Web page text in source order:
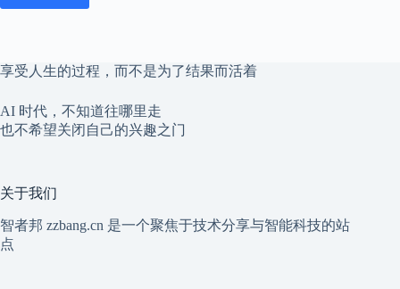
享受人生的过程，而不是为了结果而活着
AI 时代，不知道往哪里走
也不希望关闭自己的兴趣之门
关于我们
智者邦 zzbang.cn 是一个聚焦于技术分享与智能科技的站
点